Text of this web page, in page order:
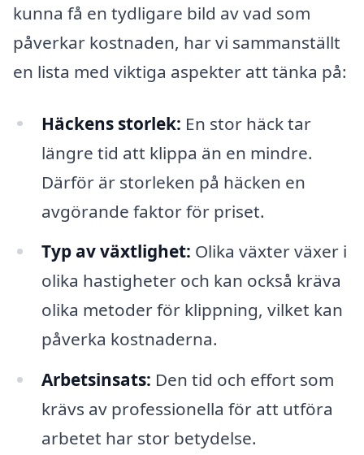
kunna få en tydligare bild av vad som
påverkar kostnaden, har vi sammanställt
en lista med viktiga aspekter att tänka på:
Häckens storlek: En stor häck tar
längre tid att klippa än en mindre.
Därför är storleken på häcken en
avgörande faktor för priset.
Typ av växtlighet: Olika växter växer i
olika hastigheter och kan också kräva
olika metoder för klippning, vilket kan
påverka kostnaderna.
Arbetsinsats: Den tid och effort som
krävs av professionella för att utföra
arbetet har stor betydelse.